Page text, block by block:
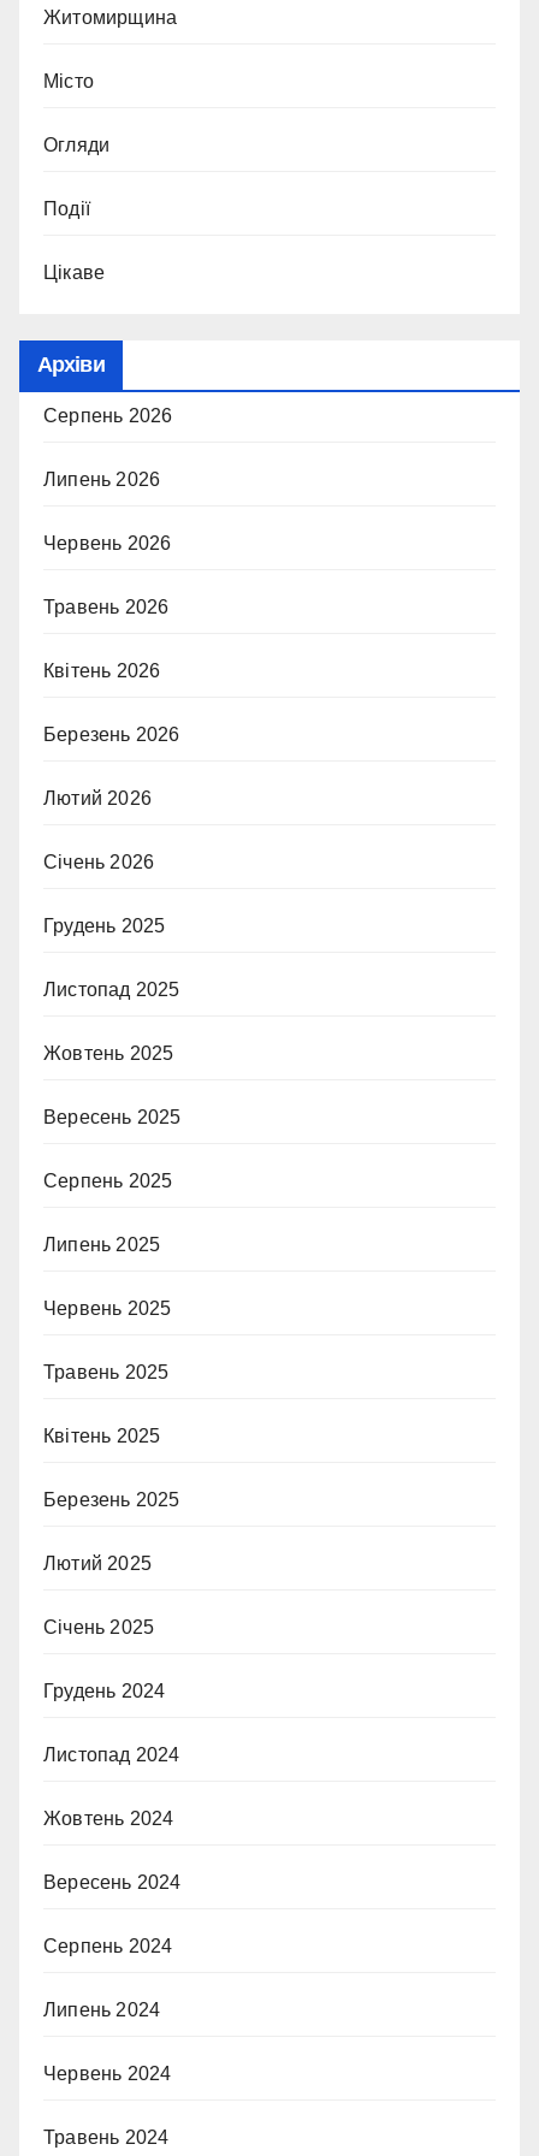
Житомирщина
Місто
Огляди
Події
Цікаве
Архіви
Серпень 2026
Липень 2026
Червень 2026
Травень 2026
Квітень 2026
Березень 2026
Лютий 2026
Січень 2026
Грудень 2025
Листопад 2025
Жовтень 2025
Вересень 2025
Серпень 2025
Липень 2025
Червень 2025
Травень 2025
Квітень 2025
Березень 2025
Лютий 2025
Січень 2025
Грудень 2024
Листопад 2024
Жовтень 2024
Вересень 2024
Серпень 2024
Липень 2024
Червень 2024
Травень 2024